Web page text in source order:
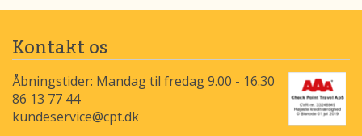
Kontakt os
Åbningstider: Mandag til fredag 9.00 - 16.30
86 13 77 44
kundeservice@cpt.dk